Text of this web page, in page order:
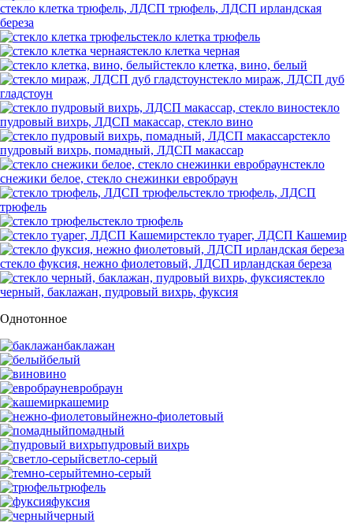
стекло клетка трюфель, ЛДСП трюфель, ЛДСП ирландская
береза
стекло клетка трюфель
стекло клетка черная
стекло клетка, вино, белый
стекло мираж, ЛДСП дуб
гладстоун
стекло
пудровый вихрь, ЛДСП макассар, стекло вино
стекло
пудровый вихрь, помадный, ЛДСП макассар
стекло
снежики белое, стекло снежинки евробраун
стекло трюфель, ЛДСП
трюфель
стекло трюфель
стекло туарег, ЛДСП Кашемир
стекло фуксия, нежно фиолетовый, ЛДСП ирландская береза
стекло
черный, баклажан, пудровый вихрь, фуксия
Однотонное
баклажан
белый
вино
евробраун
кашемир
нежно-фиолетовый
помадный
пудровый вихрь
светло-серый
темно-серый
трюфель
фуксия
черный